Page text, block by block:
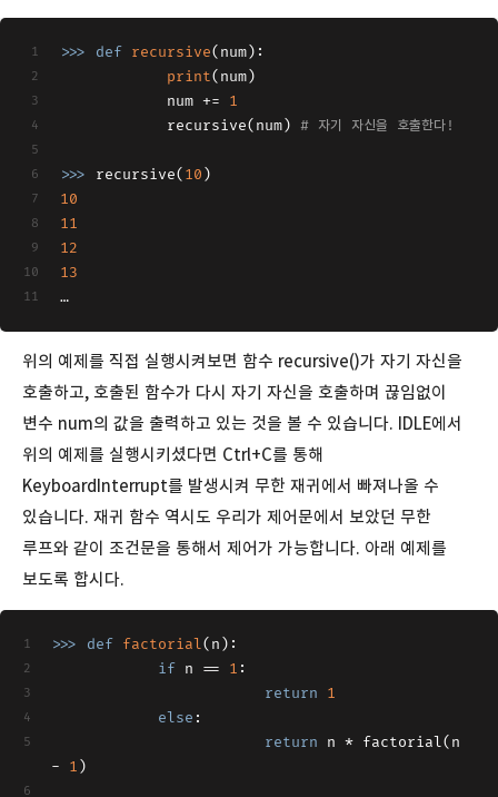
>>> def recursive( num):
print(num)
         	num +=
1
         	recursive(num)
# 자기 자신을 호출한다!
>>> recursive( 10 )
10
11
12
13
…
위의 예제를 직접 실행시켜보면 함수 recursive()가 자기 자신을
호출하고, 호출된 함수가 다시 자기 자신을 호출하며 끊임없이
변수 num의 값을 출력하고 있는 것을 볼 수 있습니다. IDLE에서
위의 예제를 실행시키셨다면 Ctrl+C를 통해
KeyboardInterrupt를 발생시켜 무한 재귀에서 빠져나올 수
있습니다. 재귀 함수 역시도 우리가 제어문에서 보았던 무한
루프와 같이 조건문을 통해서 제어가 가능합니다. 아래 예제를
보도록 합시다.
>>> def factorial( n ):
if n == 1 :
return
1
else :
return n * factorial(n
- 1 )